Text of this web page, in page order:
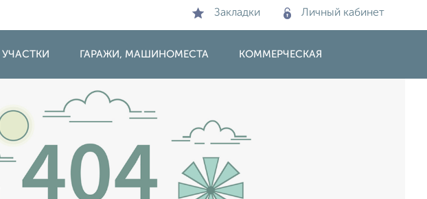
Закладки Личный кабинет
ГАРАЖИ, МАШИНОМЕСТА КОММЕРЧЕСКАЯ